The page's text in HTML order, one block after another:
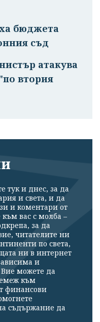
бюджета
съд
атакува
втория
тук и днес, за да
и света, и да
и коментари от
вас с молба –
за да
читателите ни
по света,
ни в интернет
и
Вие можете да
към
финансови
съдържание да